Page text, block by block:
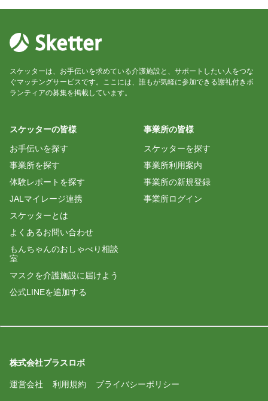
スケッターは、お手伝いを求めている介護施設と、サポートしたい人をつな
ぐマッチングサービスです。ここには、誰もが気軽に参加できる謝礼付きボ
ランティアの募集を掲載しています。
スケッターの皆様
お手伝いを探す
事業所を探す
体験レポートを探す
JALマイレージ連携
スケッターとは
よくあるお問い合わせ
もんちゃんのおしゃべり相談
室
マスクを介護施設に届けよう
公式LINEを追加する
事業所の皆様
スケッターを探す
事業所利用案内
事業所の新規登録
事業所ログイン
株式会社プラスロボ
運営会社 利用規約 プライバシーポリシー